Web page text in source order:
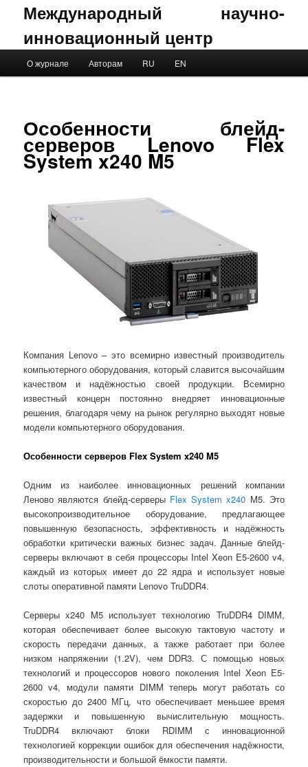
Международный научно-
инновационный центр
Skip to primary content
Skip to secondary content
О журнале Авторам RU EN
Особенности блейд-
серверов Lenovo Flex
System x240 M5
Компания Lenovo – это всемирно известный производитель
компьютерного оборудования, который славится высочайшим
качеством и надёжностью своей продукции. Всемирно
известный концерн постоянно внедряет инновационные
решения, благодаря чему на рынок регулярно выходят новые
модели компьютерного оборудования.
Особенности серверов Flex System x240 M5
Одним из наиболее инновационных решений компании
Леново являются блейд-серверы Flex System x240 M5. Это
высокопроизводительное оборудование, предлагающее
повышенную безопасность, эффективность и надёжность
обработки критически важных бизнес задач. Данные блейд-
серверы включают в себя процессоры Intel Xeon E5-2600 v4,
каждый из которых имеет до 22 ядра и использует новые
слоты оперативной памяти Lenovo TruDDR4.
Серверы x240 M5 использует технологию TruDDR4 DIMM,
которая обеспечивает более высокую тактовую частоту и
скорость передачи данных, а также работает при более
низком напряжении (1.2V), чем DDR3. С помощью новых
технологий и процессоров нового поколения Intel Xeon E5-
2600 v4, модули памяти DIMM теперь могут работать со
скоростью до 2400 МГц, что обеспечивает меньшее время
задержки и повышенную вычислительную мощность.
TruDDR4 включают блоки RDIMM с инновационной
технологией коррекции ошибок для обеспечения надёжности,
производительности и большой ёмкости памяти.